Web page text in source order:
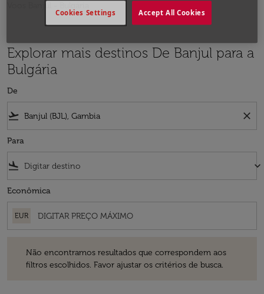
Explorar mais destinos De Banjul para a
Bulgária
De
flight_takeoff close
Para
flight_land keyboard_arrow_down
Econômica
EUR
Não encontramos resultados que correspondem aos
filtros escolhidos. Favor ajustar os critérios de busca.
Accept All Cookies
Cookies Settings